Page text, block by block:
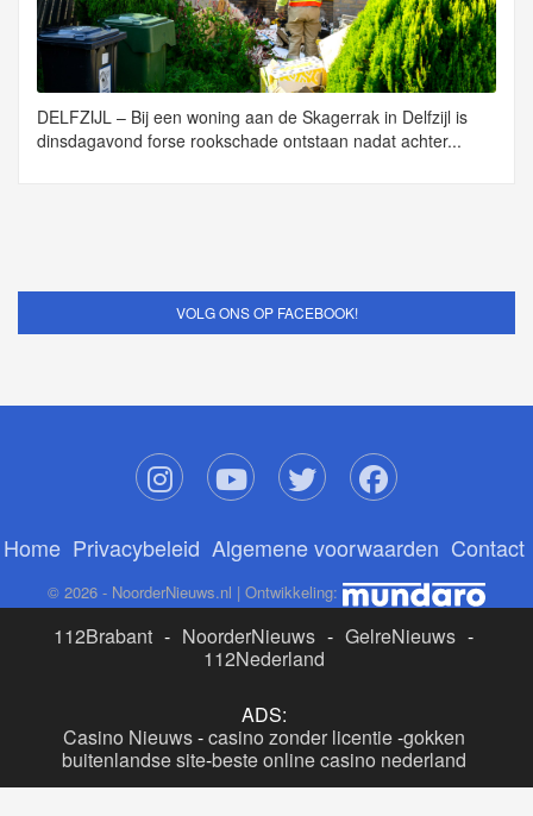
DELFZIJL – Bij een woning aan de Skagerrak in Delfzijl is
dinsdagavond forse rookschade ontstaan nadat achter...
VOLG ONS OP FACEBOOK!
Home Privacybeleid Algemene voorwaarden Contact
© 2026 - NoorderNieuws.nl | Ontwikkeling:
112Brabant - NoorderNieuws - GelreNieuws -
112Nederland
ADS:
Casino Nieuws-casino zonder licentie-gokken
buitenlandse site-beste online casino nederland